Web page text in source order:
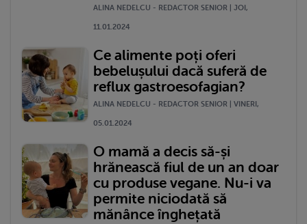
ALINA NEDELCU - REDACTOR SENIOR | JOI,
11.01.2024
Ce alimente poți oferi
bebelușului dacă suferă de
reflux gastroesofagian?
ALINA NEDELCU - REDACTOR SENIOR | VINERI,
05.01.2024
O mamă a decis să-și
hrănească fiul de un an doar
cu produse vegane. Nu-i va
permite niciodată să
mănânce înghețată